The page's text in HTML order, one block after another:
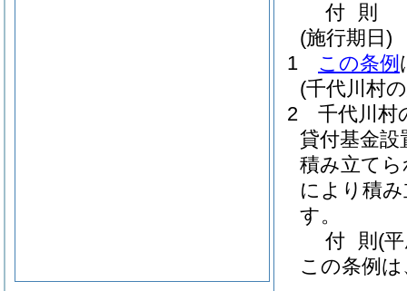
付 則
(施行期日)
1
この条例
(千代川村
2
千代川村
貸付基金設
積み立て
により積
す。
付 則 (
この条例